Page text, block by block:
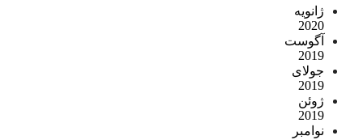
ژانویه
2020
آگوست
2019
جولای
2019
ژوئن
2019
نوامبر